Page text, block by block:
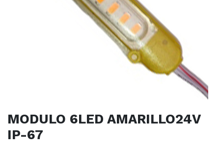
MODULO 6LED AMARILLO24V
IP-67